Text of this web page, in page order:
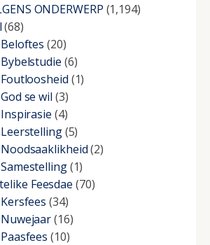
ONDERWERP (1,194)
(68)
Beloftes (20)
Bybelstudie (6)
Foutloosheid (1)
God se wil (3)
Inspirasie (4)
Leerstelling(5)
Noodsaaklikheid(2)
Samestelling(1)
Feesdae (70)
Kersfees (34)
Nuwejaar(16)
Paasfees (10)